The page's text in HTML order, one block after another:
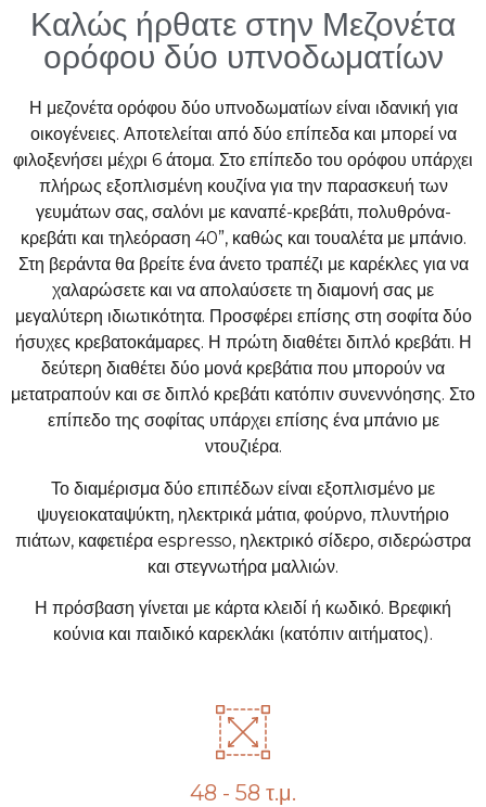
Καλώς ήρθατε στην Μεζονέτα
ορόφου δύο υπνοδωματίων
Η μεζονέτα ορόφου δύο υπνοδωματίων είναι ιδανική για
οικογένειες. Αποτελείται από δύο επίπεδα και μπορεί να
φιλοξενήσει μέχρι 6 άτομα. Στο επίπεδο του ορόφου υπάρχει
πλήρως εξοπλισμένη κουζίνα για την παρασκευή των
γευμάτων σας, σαλόνι με καναπέ-κρεβάτι, πολυθρόνα-
κρεβάτι και τηλεόραση 40”, καθώς και τουαλέτα με μπάνιο.
Στη βεράντα θα βρείτε ένα άνετο τραπέζι με καρέκλες για να
χαλαρώσετε και να απολαύσετε τη διαμονή σας με
μεγαλύτερη ιδιωτικότητα. Προσφέρει επίσης στη σοφίτα δύο
ήσυχες κρεβατοκάμαρες. Η πρώτη διαθέτει διπλό κρεβάτι. Η
δεύτερη διαθέτει δύο μονά κρεβάτια που μπορούν να
μετατραπούν και σε διπλό κρεβάτι κατόπιν συνεννόησης. Στο
επίπεδο της σοφίτας υπάρχει επίσης ένα μπάνιο με
ντουζιέρα.
Το διαμέρισμα δύο επιπέδων είναι εξοπλισμένο με
ψυγειοκαταψύκτη, ηλεκτρικά μάτια, φούρνο, πλυντήριο
πιάτων, καφετιέρα espresso, ηλεκτρικό σίδερο, σιδερώστρα
και στεγνωτήρα μαλλιών.
Η πρόσβαση γίνεται με κάρτα κλειδί ή κωδικό. Βρεφική
κούνια και παιδικό καρεκλάκι (κατόπιν αιτήματος).
48 - 58 τ.μ.